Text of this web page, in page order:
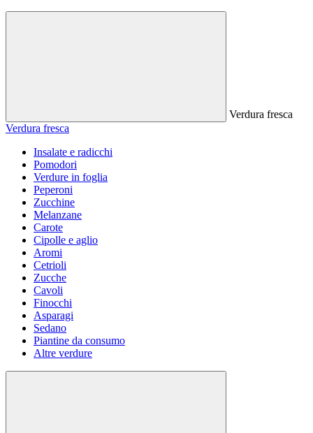
Verdura fresca
Verdura fresca
Insalate e radicchi
Pomodori
Verdure in foglia
Peperoni
Zucchine
Melanzane
Carote
Cipolle e aglio
Aromi
Cetrioli
Zucche
Cavoli
Finocchi
Asparagi
Sedano
Piantine da consumo
Altre verdure